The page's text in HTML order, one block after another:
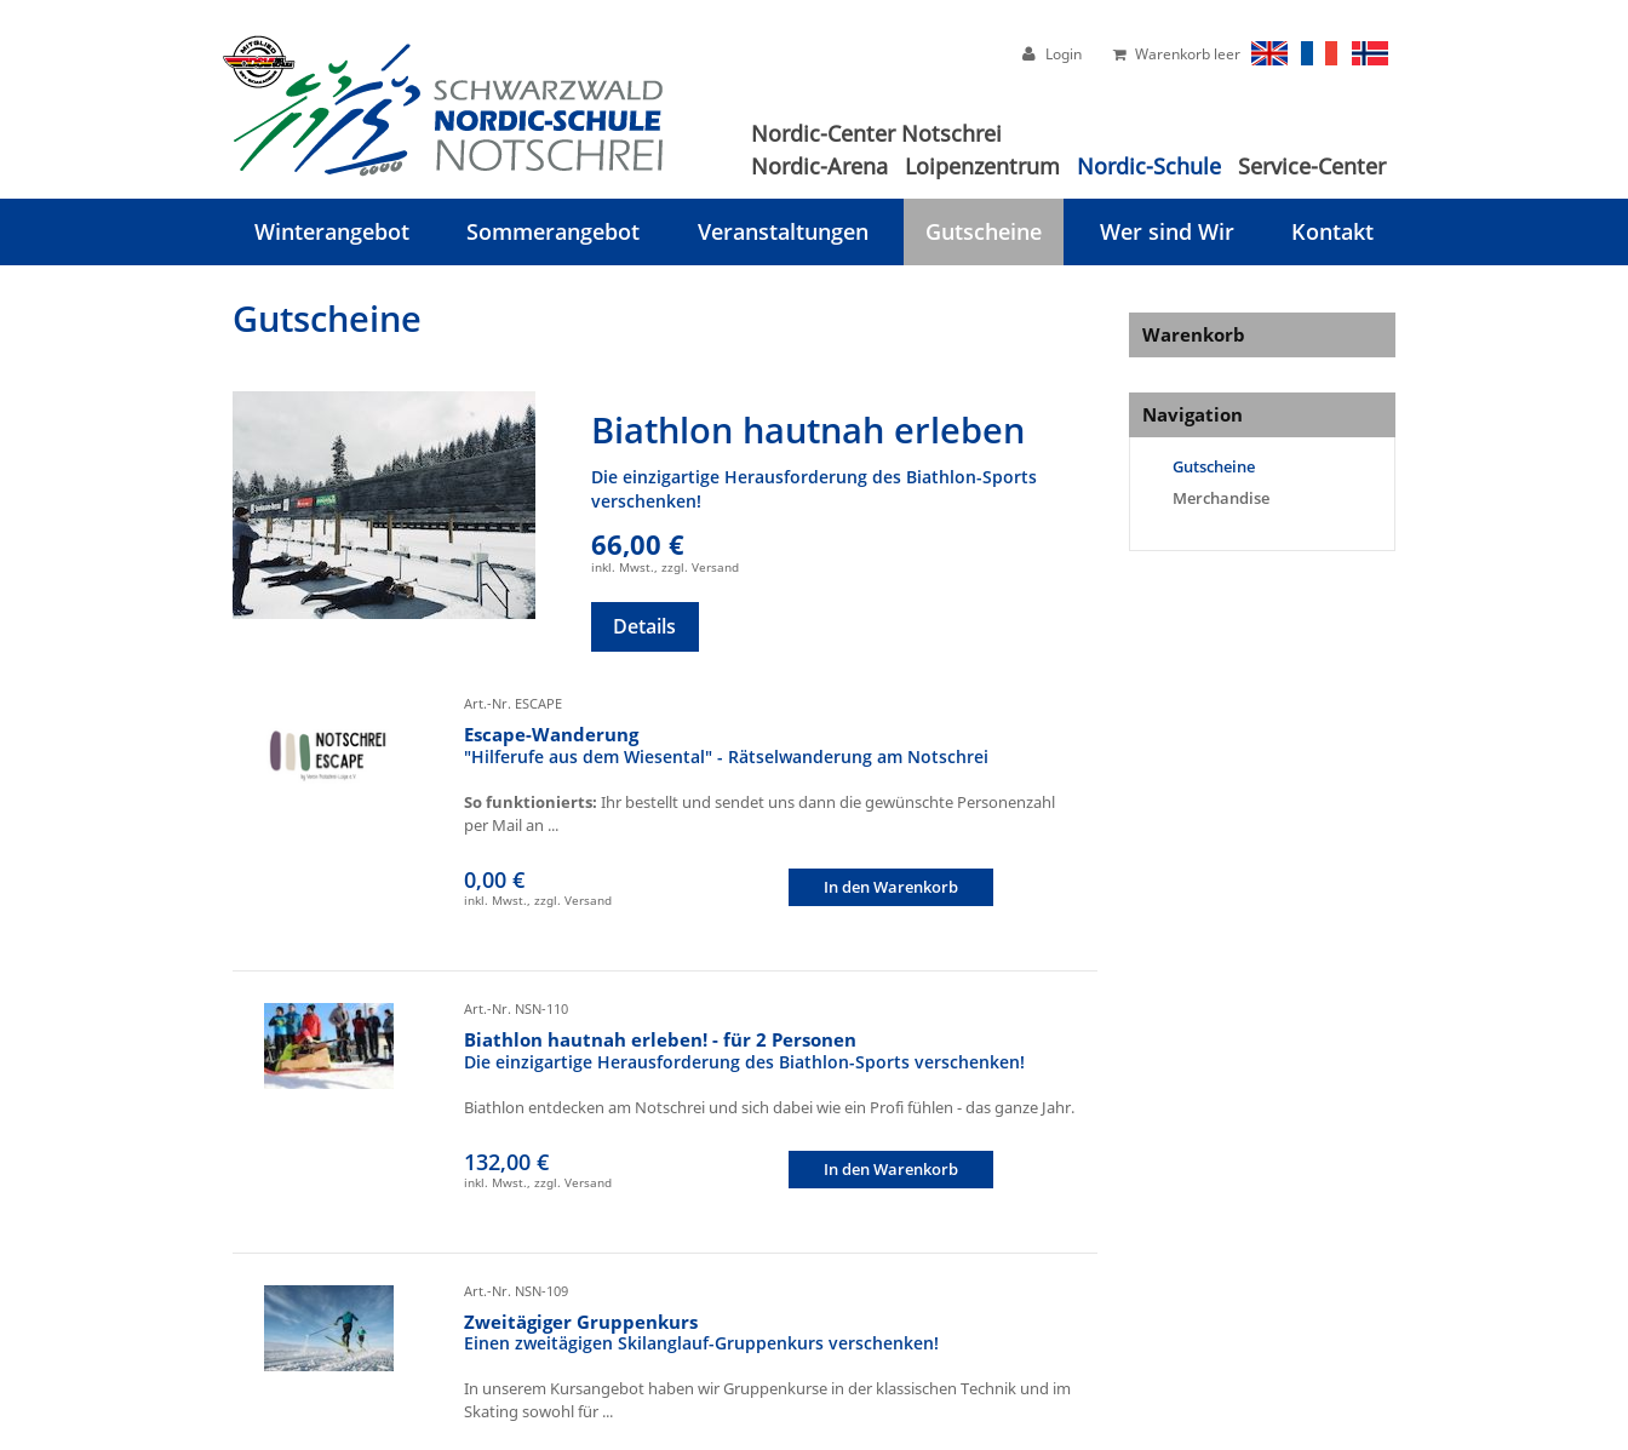
Login Warenkorb leer
Nordic-Center Notschrei
Nordic-Arena
Loipenzentrum Nordic-Schule Service-Center
Winterangebot Sommerangebot Veranstaltungen Gutscheine Wer sind Wir Kontakt
Gutscheine
Biathlon hautnah erleben
Die einzigartige Herausforderung des Biathlon-Sports
verschenken!
66,00 €
inkl. Mwst., zzgl. Versand
Details
Art.-Nr. ESCAPE
Escape-Wanderung
"Hilferufe aus dem Wiesental" - Rätselwanderung am Notschrei
So funktionierts: Ihr bestellt und sendet uns dann die gewünschte Personenzahl
per Mail an ...
0,00 €
inkl. Mwst., zzgl. Versand
In den Warenkorb
Art.-Nr. NSN-110
Biathlon hautnah erleben! - für 2 Personen
Die einzigartige Herausforderung des Biathlon-Sports verschenken!
Biathlon entdecken am Notschrei und sich dabei wie ein Profi fühlen - das ganze Jahr.
132,00 €
inkl. Mwst., zzgl. Versand
In den Warenkorb
Art.-Nr. NSN-109
Zweitägiger Gruppenkurs
Einen zweitägigen Skilanglauf-Gruppenkurs verschenken!
In unserem Kursangebot haben wir Gruppenkurse in der klassischen Technik und im
Skating sowohl für ...
Warenkorb
Navigation
Gutscheine
Merchandise